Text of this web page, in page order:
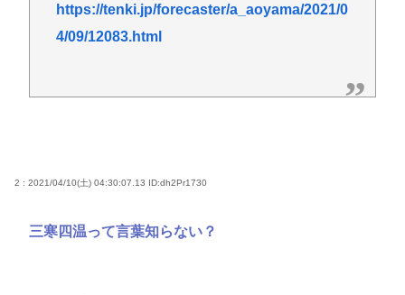
https://tenki.jp/forecaster/a_aoyama/2021/0
4/09/12083.html
2 : 2021/04/10(土) 04:30:07.13 ID:dh2Pr1730
三寒四温って言葉知らない？